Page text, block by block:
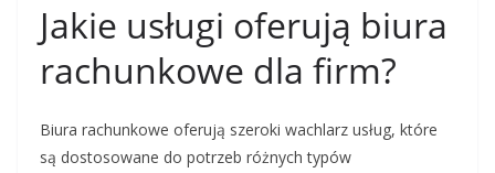
Jakie usługi oferują biura
rachunkowe dla firm?
Biura rachunkowe oferują szeroki wachlarz usług, które
są dostosowane do potrzeb różnych typów